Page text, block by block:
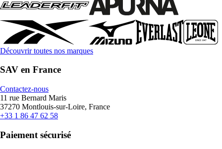
Découvrir toutes nos marques
SAV en France
Contactez-nous
11 rue Bernard Maris
37270 Montlouis-sur-Loire, France
+33 1 86 47 62 58
Paiement sécurisé